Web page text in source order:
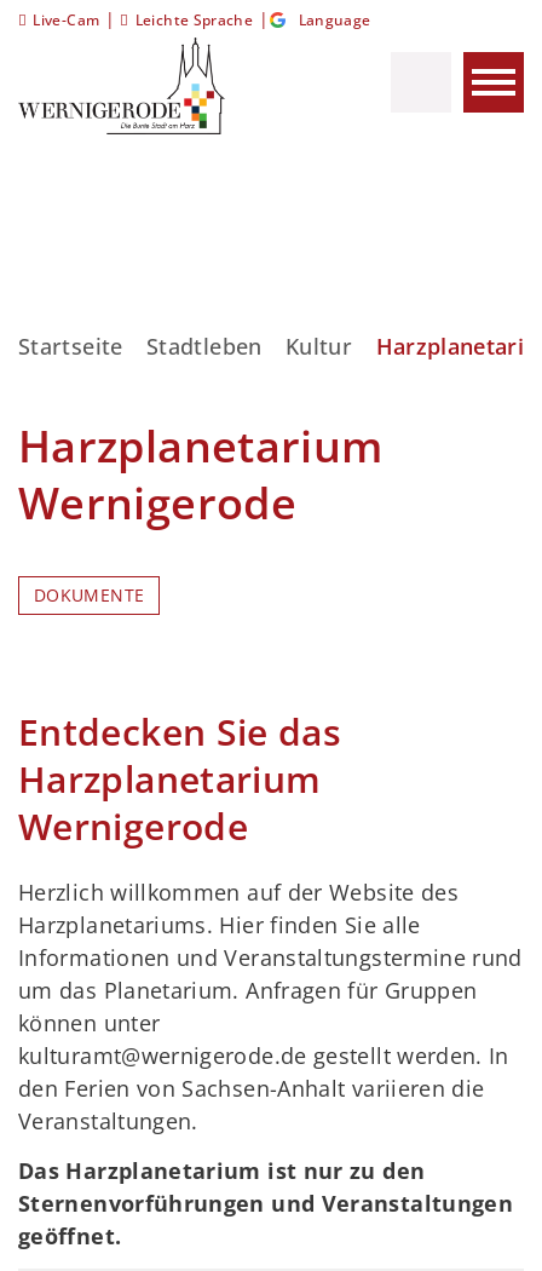
Live-Cam | Leichte Sprache | Language
Startseite Stadtleben Kultur
Harzplanetarium
Wernigerode
DOKUMENTE
Entdecken Sie das
Harzplanetarium
Wernigerode
Herzlich willkommen auf der Website des
Harzplanetariums. Hier finden Sie alle
Informationen und Veranstaltungstermine rund
um das Planetarium. Anfragen für Gruppen
können unter
kulturamt@wernigerode.de gestellt werden. In
den Ferien von Sachsen-Anhalt variieren die
Veranstaltungen.
Das Harzplanetarium ist nur zu den
Sternenvorführungen und Veranstaltungen
geöffnet.